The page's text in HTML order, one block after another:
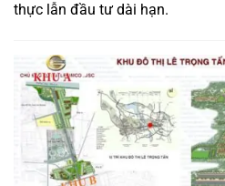
thực lẫn đầu tư dài hạn.